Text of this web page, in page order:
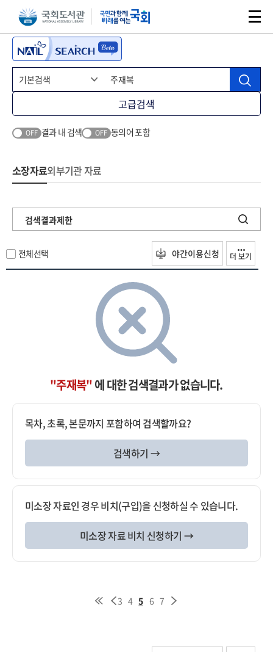
본문 바로가기주메뉴 바로가기
고급검색
OFF 결과 내 검색 OFF 동의어 포함
소장자료외부기관 자료
검색결과제한
전체선택 야간이용신청 더 보기
"주재복"에 대한 검색결과가 없습니다.
목차, 초록, 본문까지 포함하여 검색할까요?
검색하기 →
미소장 자료인 경우 비치(구입)을 신청하실 수 있습니다.
미소장 자료 비치 신청하기 →
3 4 5 6 7